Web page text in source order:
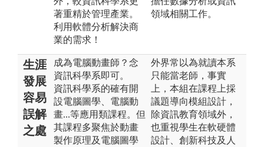
著重精於管理產業。
利用軟體分析解決商
業的需求！
領域相關工作。
生涯
發展
容易
誤解
之處
成為電腦動畫師？念
資訊科學系即可。
資訊科學系的確有開
設電腦圖學、電腦動
畫...等應用類課程。但
其課程多聚焦於動畫
製作原理及電腦圖學
外界常以為就讀本系
只能當老師，事實
上，本組在課程上採
議題導向模組設計，
除資訊教育領域外，
也重視學生在軟硬體
設計、創新科技及人